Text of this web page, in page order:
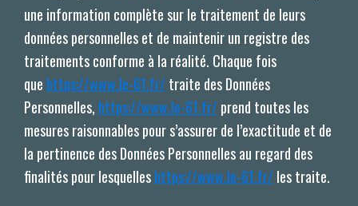
une information complète sur le traitement de leurs
données personnelles et de maintenir un registre des
traitements conforme à la réalité. Chaque fois
que https://www.le-61.fr/ traite des Données
Personnelles, https://www.le-61.fr/ prend toutes les
mesures raisonnables pour s’assurer de l’exactitude et de
la pertinence des Données Personnelles au regard des
finalités pour lesquelleshttps://www.le-61.fr/ les traite.